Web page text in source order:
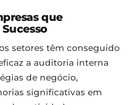
que
setores têm conseguido
a auditoria interna
de negócio,
significativas em